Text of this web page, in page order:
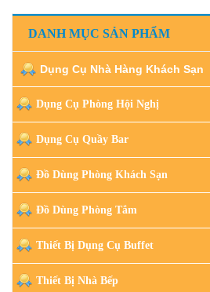
DANH MỤC SẢN PHẨM
Dụng Cụ Nhà Hàng Khách Sạn
Dụng Cụ Phòng Hội Nghị
Dụng Cụ Quầy Bar
Đồ Dùng Phòng Khách Sạn
Đồ Dùng Phòng Tắm
Thiết Bị Dụng Cụ Buffet
Thiết Bị Nhà Bếp